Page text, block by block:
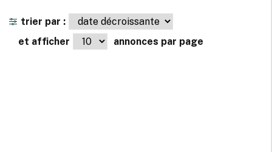
trier par :
et afficher
annonces par page